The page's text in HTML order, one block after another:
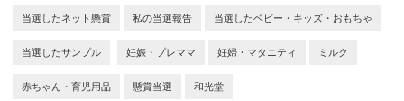
当選したネット懸賞 私の当選報告 当選したベビー・キッズ・おもちゃ
当選したサンプル 妊娠・プレママ 妊婦・マタニティ ミルク
赤ちゃん・育児用品 懸賞当選 和光堂